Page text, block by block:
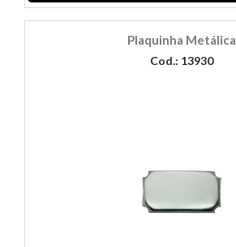
Plaquinha Metálica
Cod.: 13930